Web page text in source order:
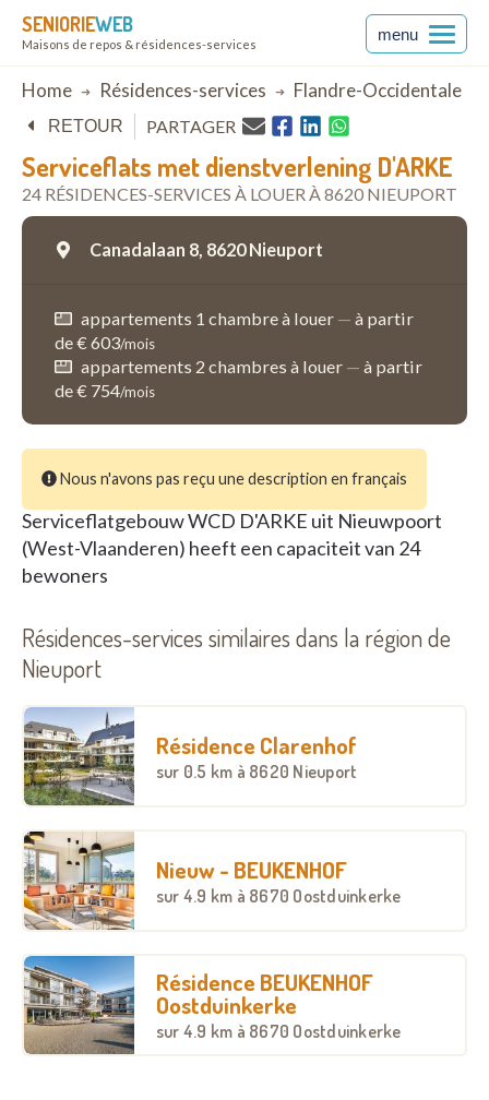
SENIORIEWEB
Maisons de repos & résidences-services
menu
Breadcrumb
Home Résidences-services Flandre-Occidentale
Serviceflats met dienstverlening D'ARKE
24 RÉSIDENCES-SERVICES À LOUER À 8620 NIEUPORT
RETOUR PARTAGER
Canadalaan 8, 8620 Nieuport
appartements 1 chambre à louer — à partir
de € 603/mois
appartements 2 chambres à louer — à partir
de € 754/mois
Nous n'avons pas reçu une description en français
Serviceflatgebouw WCD D'ARKE uit Nieuwpoort
(West-Vlaanderen) heeft een capaciteit van 24
bewoners
Résidences-services similaires dans la région de
Nieuport
Résidence Clarenhof
sur 0.5 km à 8620 Nieuport
Nieuw - BEUKENHOF
sur 4.9 km à 8670 Oostduinkerke
Résidence BEUKENHOF
Oostduinkerke
sur 4.9 km à 8670 Oostduinkerke